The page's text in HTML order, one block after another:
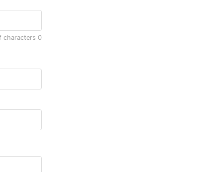
characters 0